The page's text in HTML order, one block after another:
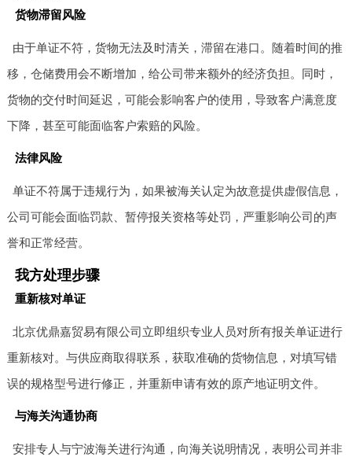
货物滞留风险
由于单证不符，货物无法及时清关，滞留在港口。随着时间的推
移，仓储费用会不断增加，给公司带来额外的经济负担。同时，
货物的交付时间延迟，可能会影响客户的使用，导致客户满意度
下降，甚至可能面临客户索赔的风险。
法律风险
单证不符属于违规行为，如果被海关认定为故意提供虚假信息，
公司可能会面临罚款、暂停报关资格等处罚，严重影响公司的声
誉和正常经营。
我方处理步骤
重新核对单证
北京优鼎嘉贸易有限公司立即组织专业人员对所有报关单证进行
重新核对。与供应商取得联系，获取准确的货物信息，对填写错
误的规格型号进行修正，并重新申请有效的原产地证明文件。
与海关沟通协商
安排专人与宁波海关进行沟通，向海关说明情况，表明公司并非